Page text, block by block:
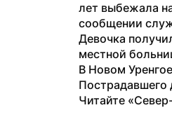
лет выбежала
сообщении
Девочка
местной
В Новом
Пострадавшего
Читайте